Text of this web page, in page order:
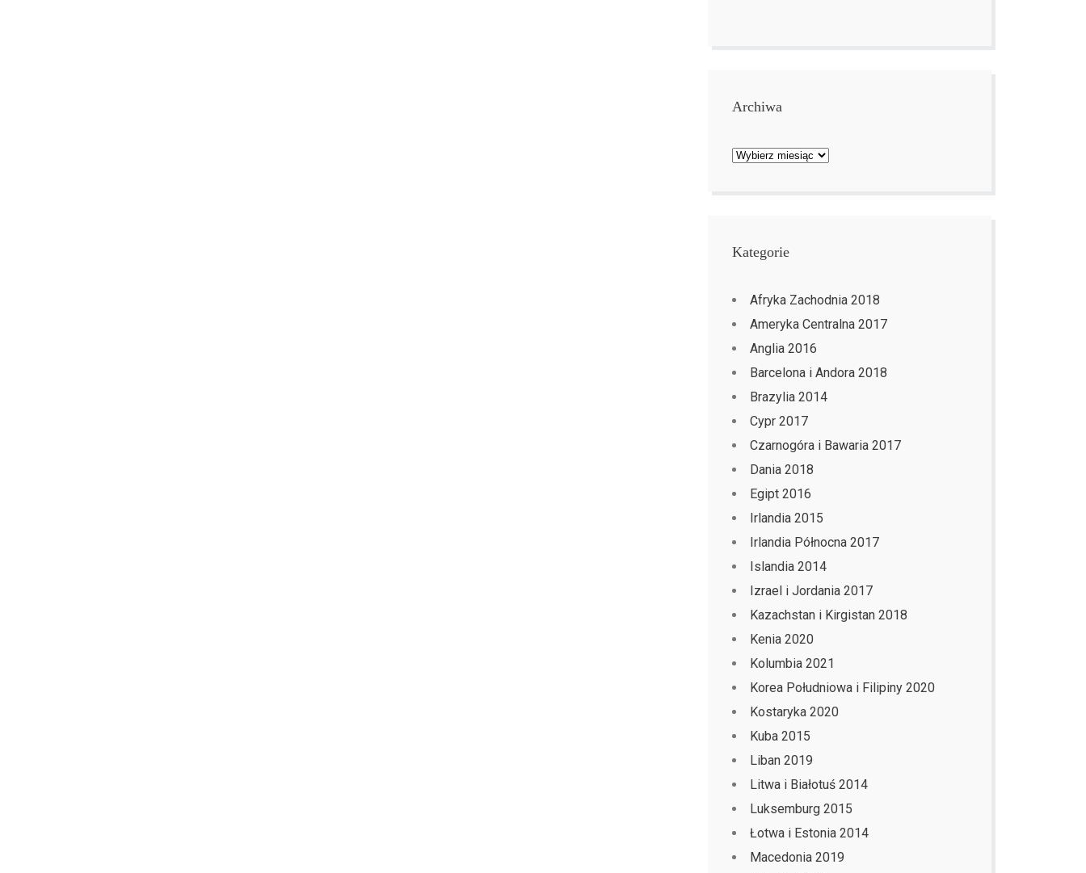
Archiwa
Archiwa
Kategorie
Afryka Zachodnia 2018
Ameryka Centralna 2017
Anglia 2016
Barcelona i Andora 2018
Brazylia 2014
Cypr 2017
Czarnogóra i Bawaria 2017
Dania 2018
Egipt 2016
Irlandia 2015
Irlandia Północna 2017
Islandia 2014
Izrael i Jordania 2017
Kazachstan i Kirgistan 2018
Kenia 2020
Kolumbia 2021
Korea Południowa i Filipiny 2020
Kostaryka 2020
Kuba 2015
Liban 2019
Litwa i Białotuś 2014
Luksemburg 2015
Łotwa i Estonia 2014
Macedonia 2019